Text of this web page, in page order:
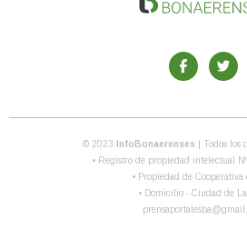
© 2023 InfoBonaerenses
| Todos los
• Registro de propiedad intelectual
• Propiedad de Cooperativa
• Domicilio - Ciudad de